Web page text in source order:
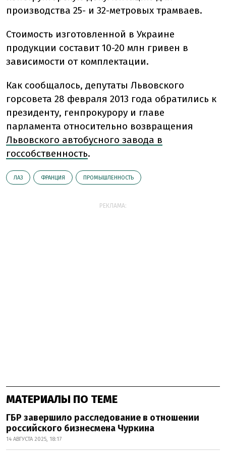
производства 25- и 32-метровых трамваев.
Стоимость изготовленной в Украине
продукции составит 10-20 млн гривен в
зависимости от комплектации.
Как сообщалось, депутаты Львовского
горсовета 28 февраля 2013 года обратились к
президенту, генпрокурору и главе
парламента относительно возвращения
Львовского автобусного завода в
госсобственность.
ЛАЗ ФРАНЦИЯ ПРОМЫШЛЕННОСТЬ
РЕКЛАМА:
МАТЕРИАЛЫ ПО ТЕМЕ
ГБР завершило расследование в отношении
российского бизнесмена Чуркина
14 АВГУСТА 2025, 18:17